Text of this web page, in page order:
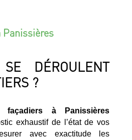
DÉROULENT
?
façadiers à Panissières
exhaustif de l’état de vos
avec exactitude les